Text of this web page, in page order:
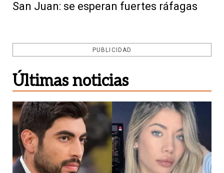
San Juan: se esperan fuertes ráfagas
PUBLICIDAD
Últimas noticias